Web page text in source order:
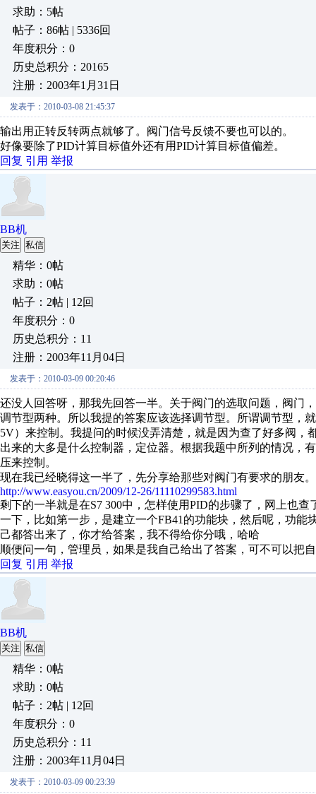
求助：5帖
帖子：86帖 | 5336回
年度积分：0
历史总积分：20165
注册：2003年1月31日
发表于：2010-03-08 21:45:37
输出用正转反转两点就够了。阀门信号反馈不要也可以的。
好像要除了PID计算目标值外还有用PID计算目标值偏差。
回复 引用 举报
BB机
关注 私信
精华：0帖
求助：0帖
帖子：2帖 | 12回
年度积分：0
历史总积分：11
注册：2003年11月04日
发表于：2010-03-09 00:20:46
还没人回答呀，那我先回答一半。关于阀门的选取问题，阀门
调节型两种。所以我提的答案应该选择调节型。所谓调节型，
5V）来控制。我提问的时候没弄清楚，就是因为查了好多阀
出来的大多是什么控制器，定位器。根据我题中所列的情况，
压来控制。
现在我已经晓得这一半了，先分享给那些对阀门有要求的朋友
http://www.easyou.cn/2009/12-26/11110299583.html
剩下的一半就是在S7 300中，怎样使用PID的步骤了，网上也
一下，比如第一步，是建立一个FB41的功能块，然后呢，功
己都答出来了，你才给答案，我不得给你分哦，哈哈
顺便问一句，管理员，如果是我自己给出了答案，可不可以把
回复 引用 举报
BB机
关注 私信
精华：0帖
求助：0帖
帖子：2帖 | 12回
年度积分：0
历史总积分：11
注册：2003年11月04日
发表于：2010-03-09 00:23:39